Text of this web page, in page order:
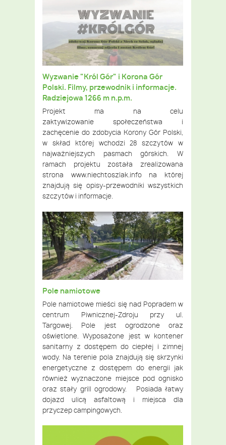
Wyzwanie "Król Gór" i Korona Gór
Polski. Filmy, przewodnik i informacje.
Radziejowa 1266 m n.p.m.
Projekt ma na celu
zaktywizowanie społeczeństwa i
zachęcenie do zdobycia Korony Gór Polski,
w skład której wchodzi 28 szczytów w
najważniejszych pasmach górskich. W
ramach projektu została zrealizowana
strona www.niechtoszlak.info na której
znajdują się opisy-przewodniki wszystkich
szczytów i informacje.
Pole namiotowe
Pole namiotowe mieści się nad Popradem w
centrum Piwnicznej-Zdroju przy ul.
Targowej. Pole jest ogrodzone oraz
oświetlone. Wyposażone jest w kontener
sanitarny z dostępem do ciepłej i zimnej
wody. Na terenie pola znajdują się skrzynki
energetyczne z dostępem do energii jak
również wyznaczone miejsce pod ognisko
oraz stały grill ogrodowy. Posiada łatwy
dojazd ulicą asfaltową i miejsca dla
przyczep campingowych.